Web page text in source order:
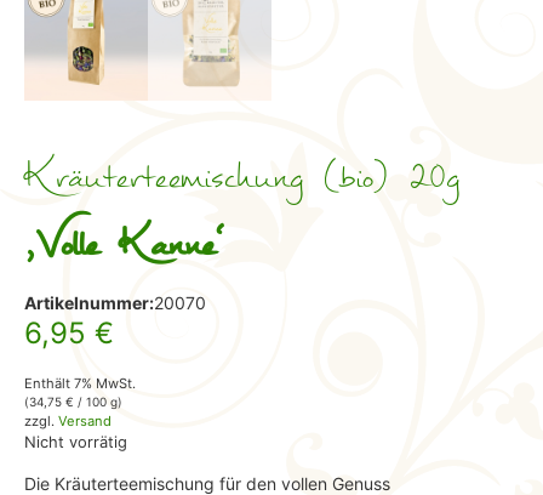
Kräuterteemischung (bio) 20g
,Volle Kanne‘
Artikelnummer:20070
6,95 €
Enthält 7% MwSt.
(34,75 € / 100 g)
zzgl. Versand
Nicht vorrätig
Die Kräuterteemischung für den vollen Genuss